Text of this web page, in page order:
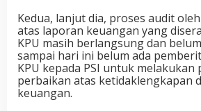
Kedua, lanjut dia, proses audit
atas laporan keuangan yang
KPU masih berlangsung dan
sampai hari ini belum ada
KPU kepada PSI untuk melakukan
perbaikan atas ketidaklengkapan
keuangan.